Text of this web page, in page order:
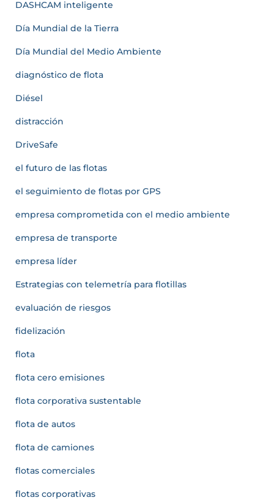
DASHCAM inteligente
Día Mundial de la Tierra
Día Mundial del Medio Ambiente
diagnóstico de flota
Diésel
distracción
DriveSafe
el futuro de las flotas
el seguimiento de flotas por GPS
empresa comprometida con el medio ambiente
empresa de transporte
empresa líder
Estrategias con telemetría para flotillas
evaluación de riesgos
fidelización
flota
flota cero emisiones
flota corporativa sustentable
flota de autos
flota de camiones
flotas comerciales
flotas corporativas